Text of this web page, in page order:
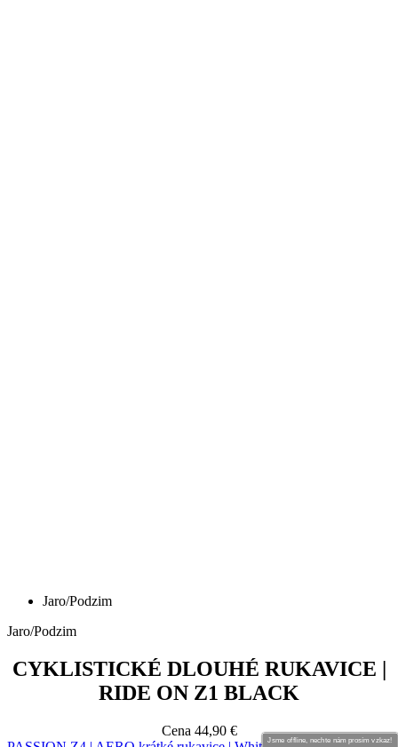
Jaro/Podzim
Jaro/Podzim
CYKLISTICKÉ DLOUHÉ RUKAVICE |
RIDE ON Z1 BLACK
Cena 44,90 €
Jsme offline, nechte nám prosím vzkaz!